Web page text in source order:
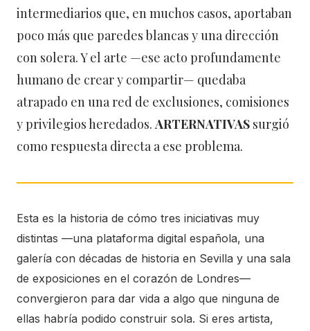
intermediarios que, en muchos casos, aportaban
poco más que paredes blancas y una dirección
con solera. Y el arte —ese acto profundamente
humano de crear y compartir— quedaba
atrapado en una red de exclusiones, comisiones
y privilegios heredados.ARTERNATIVAS surgió
como respuesta directa a ese problema.
Esta es la historia de cómo tres iniciativas muy
distintas —una plataforma digital española, una
galería con décadas de historia en Sevilla y una sala
de exposiciones en el corazón de Londres—
convergieron para dar vida a algo que ninguna de
ellas habría podido construir sola. Si eres artista,